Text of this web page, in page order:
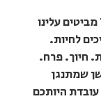
עלינו
לחיות.
חיוך. פרח.
שמתנגן
היותכם